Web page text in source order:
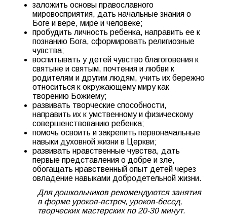
заложить основы православного
мировосприятия, дать начальные знания о
Боге и вере, мире и человеке;
пробудить личность ребенка, направить ее к
познанию Бога, сформировать религиозные
чувства;
воспитывать у детей чувство благоговения к
святыне и святым, почтения и любви к
родителям и другим людям, учить их бережно
относиться к окружающему миру как
творению Божиему;
развивать творческие способности,
направить их к умственному и физическому
совершенствованию ребенка;
помочь освоить и закрепить первоначальные
навыки духовной жизни в Церкви;
развивать нравственные чувства, дать
первые представления о добре и зле,
обогащать нравственный опыт детей через
овладение навыками добродетельной жизни.
Для дошкольников рекомендуются занятия
в форме уроков-встреч, уроков-бесед,
творческих мастерских по 20-30 минут.